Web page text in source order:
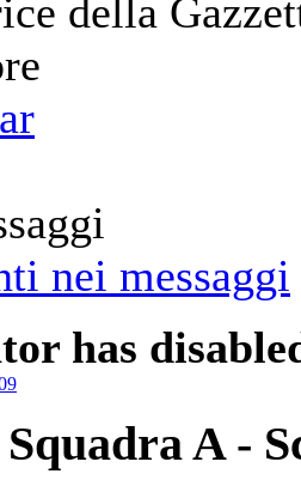
della
has
A -